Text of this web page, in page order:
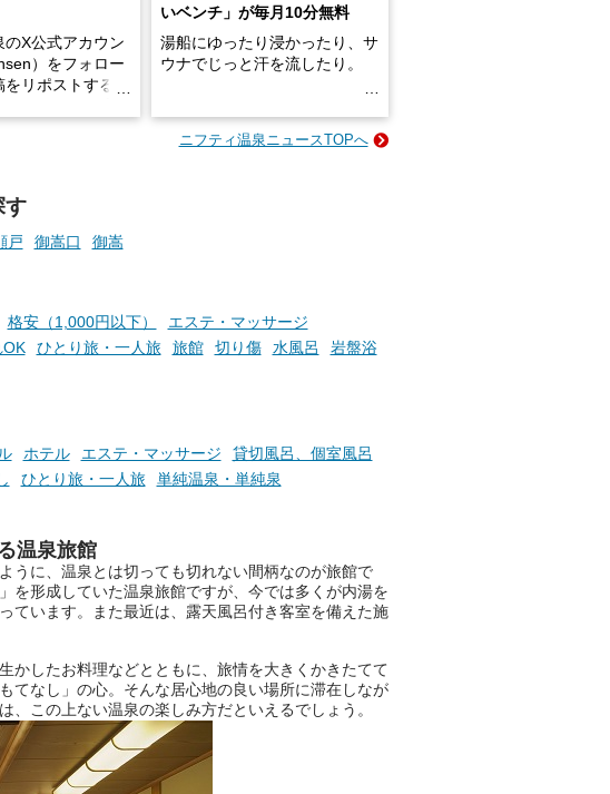
のX公式アカウン
）をフォロー
をリポストする
いベンチ」が毎月10分無料
湯船にゆったり浸かったり、サ
ウナでじっと汗を流したり。
そんな「一人でぼんやり過ごす
お風呂でリラックスしているか
らこそ向き合える、大切な自分
の本音。
たら素敵ですよね。
きをプロの占い師に相談するこ
とができるサービスです。
おふろパス会員様なら、この特
別なひとときを「毎月10分無
料」でご利用いただけます。
ニフティ温泉ニュースTOPへ
す
戸 御嵩口 御嵩
格安（1,000円以下）
エステ・マッサージ
ひとり旅・一人旅 旅館 切り傷 水風呂
岩盤浴
ホテル エステ・マッサージ
貸切風呂、個室風呂
ひとり旅・一人旅
単純温泉・単純泉
温泉旅館
うに、温泉とは切っても切れない間柄なのが旅館で
を形成していた温泉旅館ですが、今では多くが内湯を
ています。また最近は、露天風呂付き客室を備えた施
かしたお料理などとともに、旅情を大きくかきたてて
てなし」の心。そんな居心地の良い場所に滞在しなが
この上ない温泉の楽しみ方だといえるでしょう。